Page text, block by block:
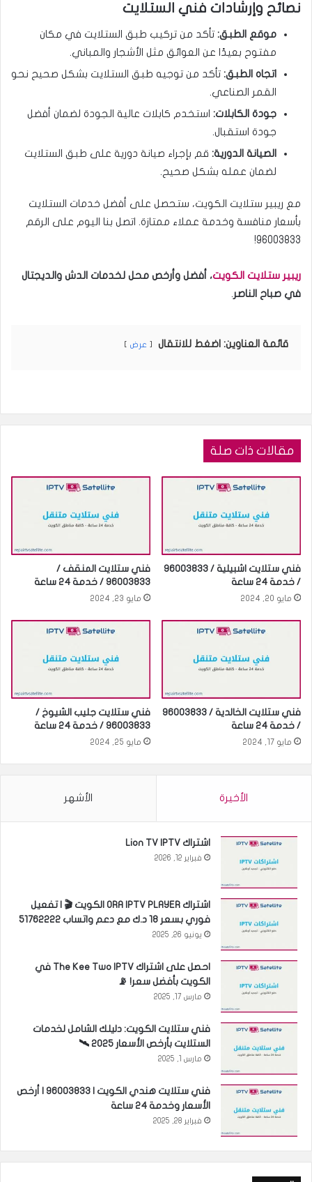
نصائح وإرشادات فني الستلايت
موقع الطبق: تأكد من تركيب طبق الستلايت في مكان
مفتوح بعيدًا عن العوائق مثل الأشجار والمباني.
اتجاه الطبق: تأكد من توجيه طبق الستلايت بشكل صحيح نحو
القمر الصناعي.
جودة الكابلات: استخدم كابلات عالية الجودة لضمان أفضل
جودة استقبال.
الصيانة الدورية: قم بإجراء صيانة دورية على طبق الستلايت
لضمان عمله بشكل صحيح.
مع ريبير ستلايت الكويت، ستحصل على أفضل خدمات الستلايت
بأسعار منافسة وخدمة عملاء ممتازة. اتصل بنا اليوم على الرقم
96003833!
ريبير ستلايت الكويت، أفضل وأرخص محل لخدمات الدش والديجتال
في صباح الناصر.
قائمة العناوين: اضغط للانتقال عرض
مقالات ذات صلة
فني ستلايت اشبيلية / 96003833
/ خدمة 24 ساعة
مايو 20, 2024
فني ستلايت المنقف /
96003833 / خدمة 24 ساعة
مايو 23, 2024
فني ستلايت الخالدية / 96003833
/ خدمة 24 ساعة
مايو 17, 2024
فني ستلايت جليب الشيوخ /
96003833 / خدمة 24 ساعة
مايو 25, 2024
الأخيرة الأشهر
اشتراك Lion TV IPTV
فبراير 12, 2026
اشتراك ORA IPTV PLAYER الكويت 🎬 | تفعيل
فوري بسعر 18 د.ك مع دعم واتساب 51762222
يونيو 26, 2025
احصل على اشتراك The Kee Two IPTV في
الكويت بأفضل سعر! 📡
مارس 17, 2025
فني ستلايت الكويت: دليلك الشامل لخدمات
الستلايت بأرخص الأسعار 2025 🛰️
مارس 1, 2025
فني ستلايت هندي الكويت | 96003833 | أرخص
الأسعار وخدمة 24 ساعة
فبراير 28, 2025